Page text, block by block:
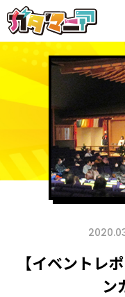
【イベントレ
ン